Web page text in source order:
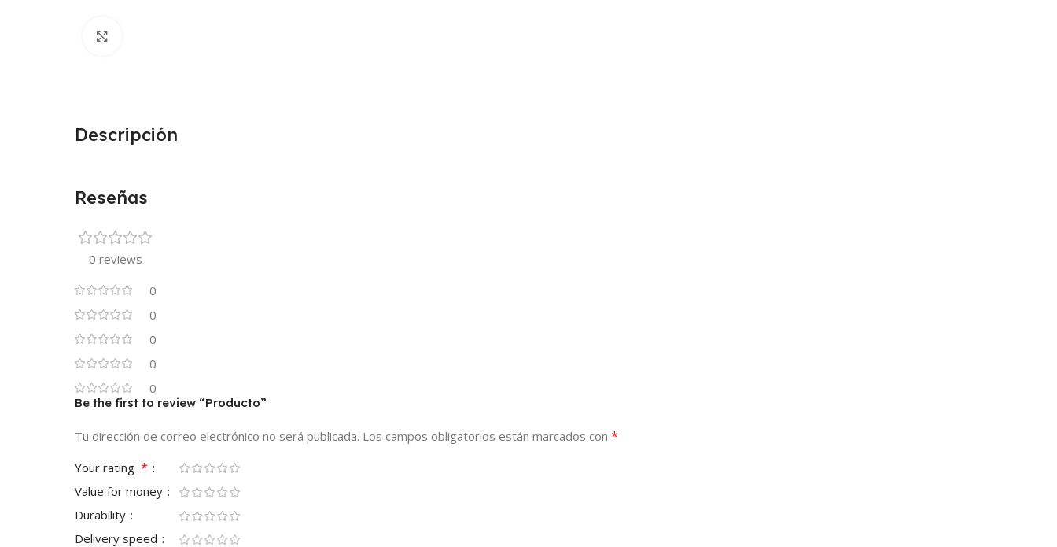
Descripción
Reseñas
0 reviews
0
0
0
0
0
Be the first to review “Producto”
Tu dirección de correo electrónico no será publicada. Los campos obligatorios están marcados con *
Your rating *
Value for money
Durability
Delivery speed